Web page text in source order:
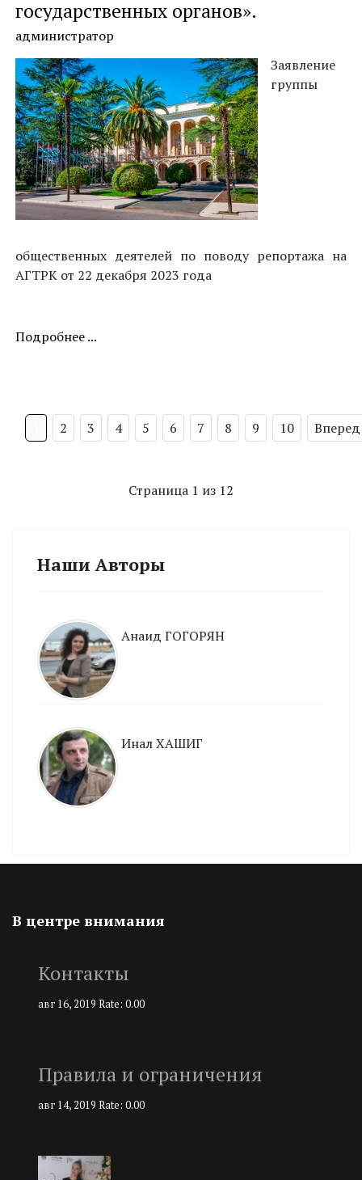
государственных органов».
администратор
Заявление
группы
общественных деятелей по поводу репортажа на
АГТРК от 22 декабря 2023 года
Подробнее ...
2 3 4 5 6 7 8 9 10 Вперед
Страница 1 из 12
Наши Авторы
Анаид ГОГОРЯН
Инал ХАШИГ
В центре внимания
Контакты
авг 16, 2019 Rate: 0.00
Правила и ограничения
авг 14, 2019 Rate: 0.00